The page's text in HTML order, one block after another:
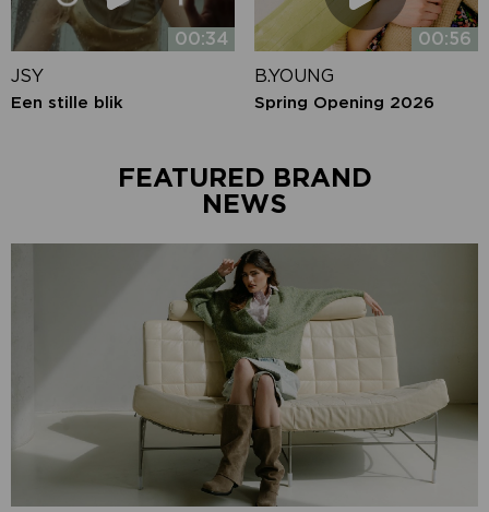
00:34
JSY
Een stille blik
00:56
B.YOUNG
Spring Opening 2026
FEATURED BRAND
NEWS